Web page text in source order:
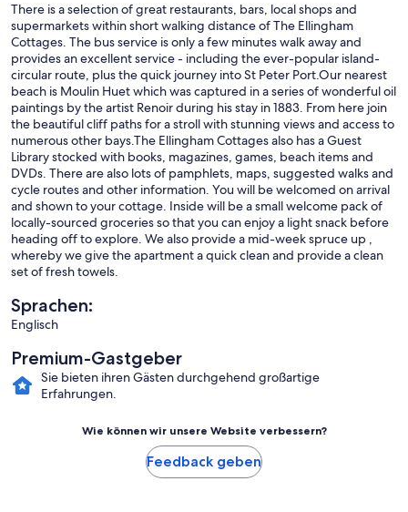
There is a selection of great restaurants, bars, local shops and
supermarkets within short walking distance of The Ellingham
Cottages. The bus service is only a few minutes walk away and
provides an excellent service - including the ever-popular island-
circular route, plus the quick journey into St Peter Port.Our nearest
beach is Moulin Huet which was captured in a series of wonderful oil
paintings by the artist Renoir during his stay in 1883. From here join
the beautiful cliff paths for a stroll with stunning views and access to
numerous other bays.The Ellingham Cottages also has a Guest
Library stocked with books, magazines, games, beach items and
DVDs. There are also lots of pamphlets, maps, suggested walks and
cycle routes and other information. You will be welcomed on arrival
and shown to your cottage. Inside will be a small welcome pack of
locally-sourced groceries so that you can enjoy a light snack before
heading off to explore. We also provide a mid-week spruce up ,
whereby we give the apartment a quick clean and provide a clean
set of fresh towels.
Sprachen:
Englisch
Premium-Gastgeber
Sie bieten ihren Gästen durchgehend großartige
Erfahrungen.
Wie können wir unsere Website verbessern?
Feedback geben